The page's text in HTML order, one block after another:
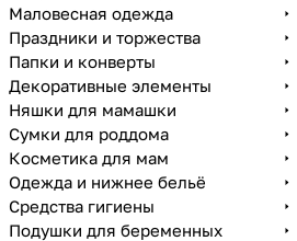
Маловесная одежда
Праздники и торжества
Папки и конверты
Декоративные элементы
Няшки для мамашки
Сумки для роддома
Косметика для мам
Одежда и нижнее бельё
Средства гигиены
Подушки для беременных